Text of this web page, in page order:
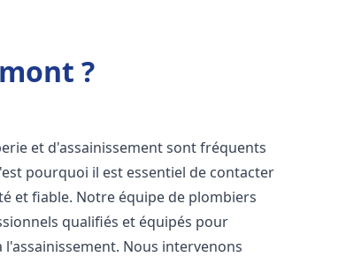
?
et d'assainissement sont fréquents
pourquoi il est essentiel de contacter
et fiable. Notre équipe de plombiers
qualifiés et équipés pour
Nous intervenons